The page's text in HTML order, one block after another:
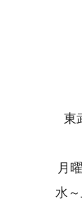
東
月
水